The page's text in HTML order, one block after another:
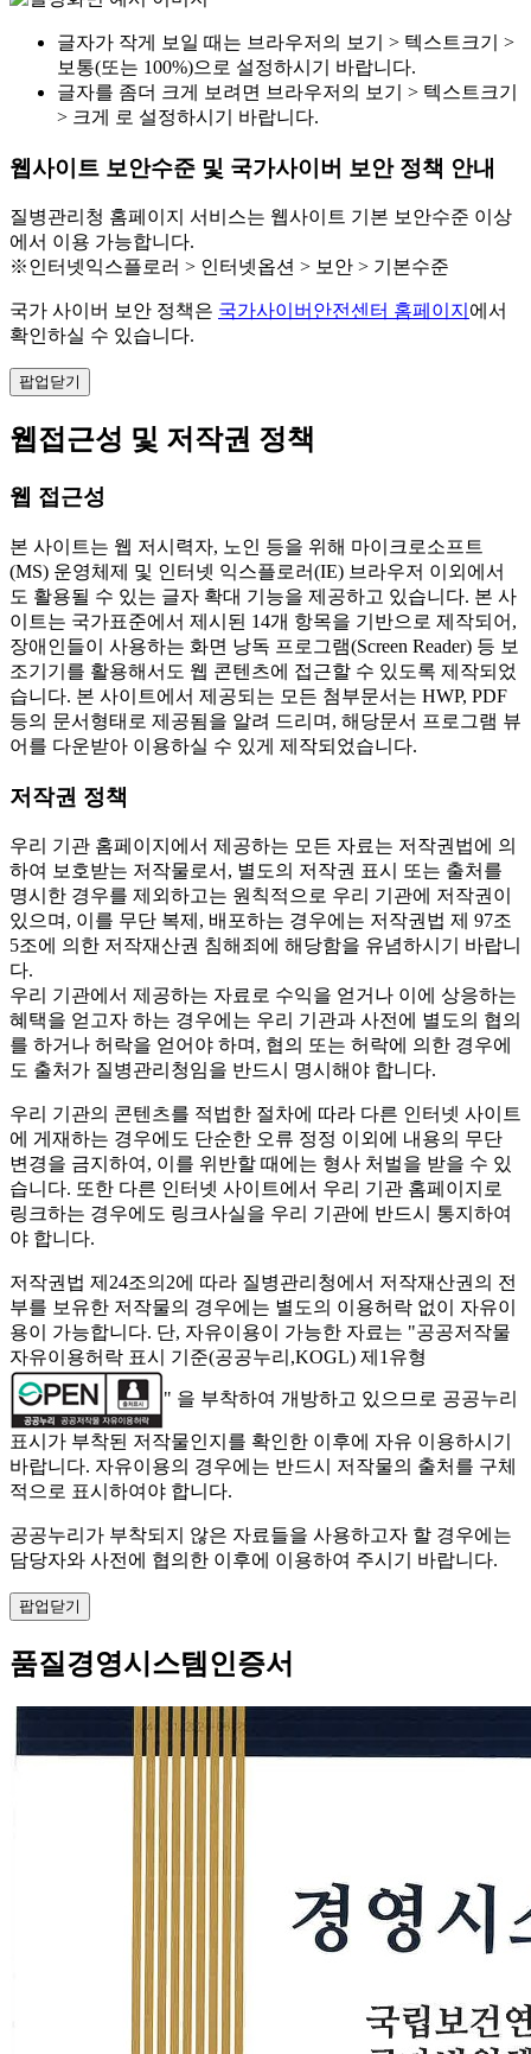
글자가 작게 보일 때는 브라우저의 보기 > 텍스트크기 >
보통(또는 100%)으로 설정하시기 바랍니다.
글자를 좀더 크게 보려면 브라우저의 보기 > 텍스트크기
> 크게 로 설정하시기 바랍니다.
웹사이트 보안수준 및 국가사이버 보안 정책 안내
질병관리청 홈페이지 서비스는 웹사이트 기본 보안수준 이상
에서 이용 가능합니다.
※인터넷익스플로러 > 인터넷옵션 > 보안 > 기본수준
국가 사이버 보안 정책은 국가사이버안전센터 홈페이지 에서
확인하실 수 있습니다.
팝업닫기
웹접근성 및 저작권 정책
웹 접근성
본 사이트는 웹 저시력자, 노인 등을 위해 마이크로소프트
(MS) 운영체제 및 인터넷 익스플로러(IE) 브라우저 이외에서
도 활용될 수 있는 글자 확대 기능을 제공하고 있습니다. 본 사
이트는 국가표준에서 제시된 14개 항목을 기반으로 제작되어,
장애인들이 사용하는 화면 낭독 프로그램(Screen Reader) 등 보
조기기를 활용해서도 웹 콘텐츠에 접근할 수 있도록 제작되었
습니다. 본 사이트에서 제공되는 모든 첨부문서는 HWP, PDF
등의 문서형태로 제공됨을 알려 드리며, 해당문서 프로그램 뷰
어를 다운받아 이용하실 수 있게 제작되었습니다.
저작권 정책
우리 기관 홈페이지에서 제공하는 모든 자료는 저작권법에 의
하여 보호받는 저작물로서, 별도의 저작권 표시 또는 출처를
명시한 경우를 제외하고는 원칙적으로 우리 기관에 저작권이
있으며, 이를 무단 복제, 배포하는 경우에는 저작권법 제 97조
5조에 의한 저작재산권 침해죄에 해당함을 유념하시기 바랍니
다.
우리 기관에서 제공하는 자료로 수익을 얻거나 이에 상응하는
혜택을 얻고자 하는 경우에는 우리 기관과 사전에 별도의 협의
를 하거나 허락을 얻어야 하며, 협의 또는 허락에 의한 경우에
도 출처가 질병관리청임을 반드시 명시해야 합니다.
우리 기관의 콘텐츠를 적법한 절차에 따라 다른 인터넷 사이트
에 게재하는 경우에도 단순한 오류 정정 이외에 내용의 무단
변경을 금지하여, 이를 위반할 때에는 형사 처벌을 받을 수 있
습니다. 또한 다른 인터넷 사이트에서 우리 기관 홈페이지로
링크하는 경우에도 링크사실을 우리 기관에 반드시 통지하여
야 합니다.
저작권법 제24조의2에 따라 질병관리청에서 저작재산권의 전
부를 보유한 저작물의 경우에는 별도의 이용허락 없이 자유이
용이 가능합니다. 단, 자유이용이 가능한 자료는 "공공저작물
자유이용허락 표시 기준(공공누리,KOGL) 제1유형
" 을 부착하여 개방하고 있으므로 공공누리
표시가 부착된 저작물인지를 확인한 이후에 자유 이용하시기
바랍니다. 자유이용의 경우에는 반드시 저작물의 출처를 구체
적으로 표시하여야 합니다.
공공누리가 부착되지 않은 자료들을 사용하고자 할 경우에는
담당자와 사전에 협의한 이후에 이용하여 주시기 바랍니다.
팝업닫기
품질경영시스템인증서